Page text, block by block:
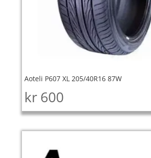
Aoteli P607 XL 205/40R16 87W
kr 600